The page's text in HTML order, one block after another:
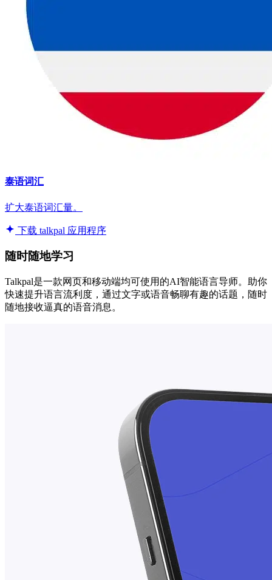
泰语词汇
扩大泰语词汇量。
下载 talkpal 应用程序
随时随地学习
Talkpal是一款网页和移动端均可使用的AI智能语言导师。助你
快速提升语言流利度，通过文字或语音畅聊有趣的话题，随时
随地接收逼真的语音消息。